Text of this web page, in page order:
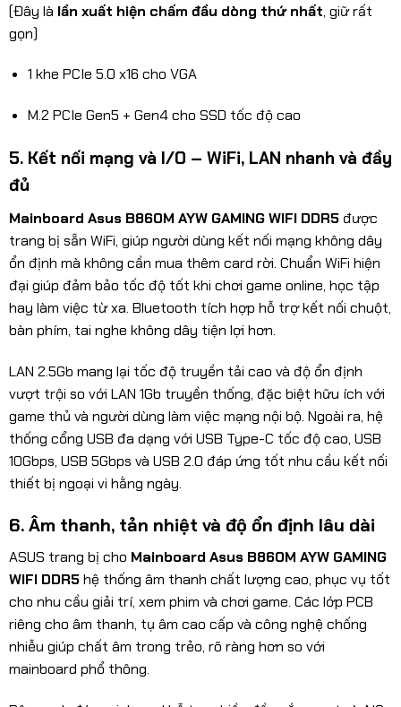
(Đây là lần xuất hiện chấm đầu dòng thứ nhất, giữ rất
gọn)
1 khe PCIe 5.0 x16 cho VGA
M.2 PCIe Gen5 + Gen4 cho SSD tốc độ cao
5. Kết nối mạng và I/O – WiFi, LAN nhanh và đầy
đủ
Mainboard Asus B860M AYW GAMING WIFI DDR5 được
trang bị sẵn WiFi, giúp người dùng kết nối mạng không dây
ổn định mà không cần mua thêm card rời. Chuẩn WiFi hiện
đại giúp đảm bảo tốc độ tốt khi chơi game online, học tập
hay làm việc từ xa. Bluetooth tích hợp hỗ trợ kết nối chuột,
bàn phím, tai nghe không dây tiện lợi hơn.
LAN 2.5Gb mang lại tốc độ truyền tải cao và độ ổn định
vượt trội so với LAN 1Gb truyền thống, đặc biệt hữu ích với
game thủ và người dùng làm việc mạng nội bộ. Ngoài ra, hệ
thống cổng USB đa dạng với USB Type-C tốc độ cao, USB
10Gbps, USB 5Gbps và USB 2.0 đáp ứng tốt nhu cầu kết nối
thiết bị ngoại vi hằng ngày.
6. Âm thanh, tản nhiệt và độ ổn định lâu dài
ASUS trang bị cho Mainboard Asus B860M AYW GAMING
WIFI DDR5hệ thống âm thanh chất lượng cao, phục vụ tốt
cho nhu cầu giải trí, xem phim và chơi game. Các lớp PCB
riêng cho âm thanh, tụ âm cao cấp và công nghệ chống
nhiễu giúp chất âm trong trẻo, rõ ràng hơn so với
mainboard phổ thông.